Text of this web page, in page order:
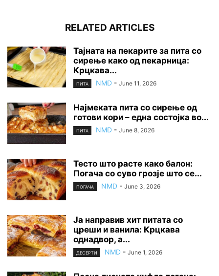
RELATED ARTICLES
Тајната на пекарите за пита со
сирење како од пекарница:
Крцкава...
ПИТА NMD - June 11, 2026
Најмеката пита со сирење од
готови кори – една состојка во...
ПИТА NMD - June 8, 2026
Тесто што расте како балон:
Погача со суво грозје што се...
ПОГАЧА NMD - June 3, 2026
Ја направив хит питата со
цреши и ванила: Крцкава
однадвор, а...
ДЕСЕРТИ NMD - June 1, 2026